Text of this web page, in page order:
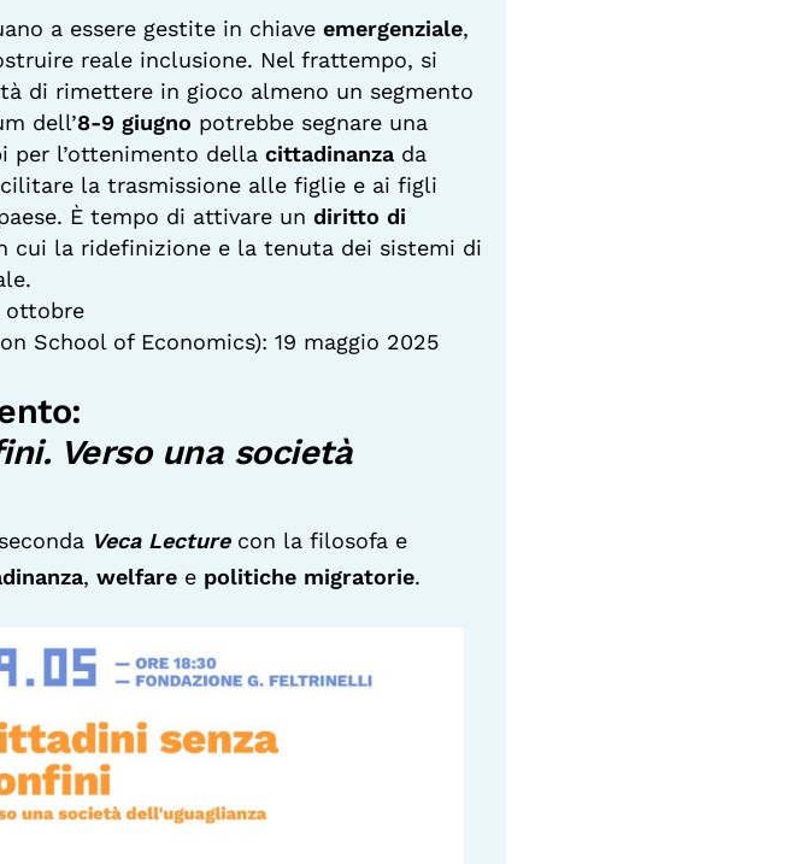
a essere gestite in chiave emergenziale,
reale inclusione. Nel frattempo, si
di rimettere in gioco almeno un segmento
dell’8-9 giugno potrebbe segnare una
per l’ottenimento della cittadinanza da
la trasmissione alle figlie e ai figli
È tempo di attivare un diritto di
cui la ridefinizione e la tenuta dei sistemi di
ottobre
School of Economics): 19 maggio 2025
Verso una società
Veca Lecture con la filosofa e
, welfare e politiche migratorie.